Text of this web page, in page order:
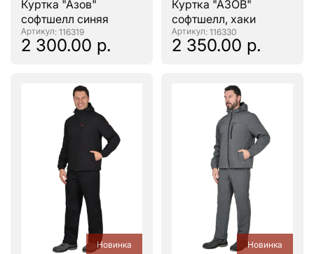
Куртка "Азов"
софтшелл синяя
: 116319
2 300.00 р.
Куртка "АЗОВ"
софтшелл, хаки
: 116330
2 350.00 р.
Новинка Новинка